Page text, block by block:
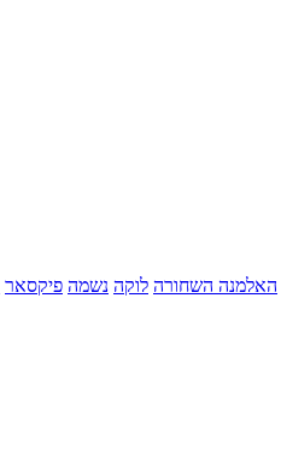
האלמנה השחורה לוקה נשמה פיקסאר